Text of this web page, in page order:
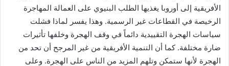
الأفريقية إلى أوروبا يغذيها الطلب البنيوي على العمالة المهاجرة
الرخيصة في القطاعات غير الرسمية. وهذا يفسر لماذا فشلت
سياسات الهجرة التقييدية دائماً في وقف الهجرة وخلفها تأثيرات
ضارة مختلفة. كما أن التنمية الأفريقية من غير المرجح أن تحد من
الهجرة لأنها ستمكن وتلهم المزيد من الناس على الهجرة. وعلى